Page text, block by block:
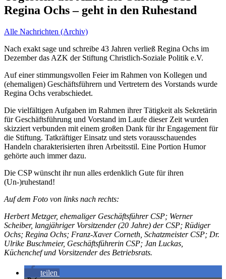
Regina Ochs – geht in den Ruhestand
Alle Nachrichten (Archiv)
Nach exakt sage und schreibe 43 Jahren verließ Regina Ochs im
Dezember das AZK der Stiftung Christlich-Soziale Politik e.V.
Auf einer stimmungsvollen Feier im Rahmen von Kollegen und
(ehemaligen) Geschäftsführern und Vertretern des Vorstands wurde
Regina Ochs verabschiedet.
Die vielfältigen Aufgaben im Rahmen ihrer Tätigkeit als Sekretärin
für Geschäftsführung und Vorstand im Laufe dieser Zeit wurden
skizziert verbunden mit einem großen Dank für ihr Engagement für
die Stiftung. Tatkräftiger Einsatz und stets vorausschauendes
Handeln charakterisierten ihren Arbeitsstil. Eine Portion Humor
gehörte auch immer dazu.
Die CSP wünscht ihr nun alles erdenklich Gute für ihren
(Un-)ruhestand!
Auf dem Foto von links nach rechts:
Herbert Metzger, ehemaliger Geschäftsführer CSP; Werner
Scheiber, langjähriger Vorsitzender (20 Jahre) der CSP; Rüdiger
Ochs; Regina Ochs; Franz-Xaver Corneth, Schatzmeister CSP; Dr.
Ulrike Buschmeier, Geschäftsführerin CSP; Jan Luckas,
Küchenchef und Vorsitzender des Betriebsrats.
teilen